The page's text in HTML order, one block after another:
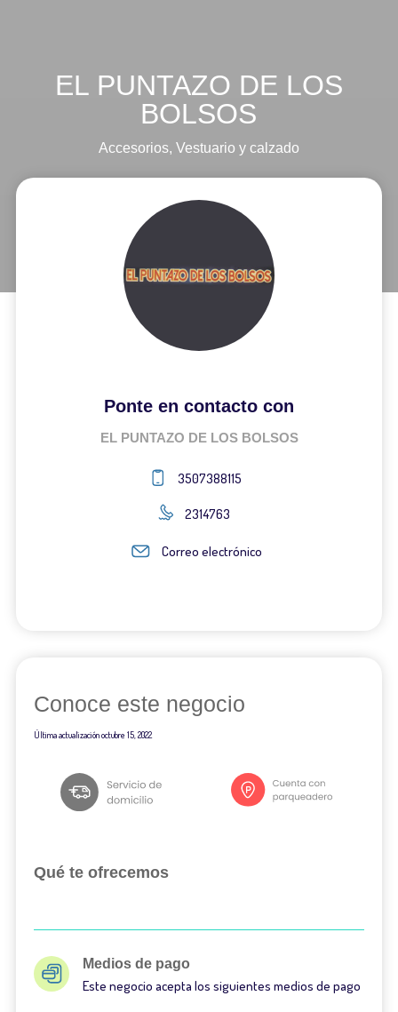
EL PUNTAZO DE LOS
BOLSOS
Accesorios, Vestuario y calzado
Ponte en contacto con
EL PUNTAZO DE LOS BOLSOS
3507388115
2314763
Correo electrónico
Conoce este negocio
Última actualizaciónoctubre 15, 2022
Qué te ofrecemos
Medios de pago
Este negocio acepta los siguientes medios de pago